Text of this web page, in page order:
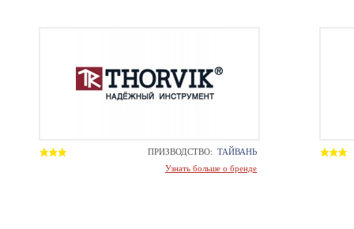
ПРИЗВОДСТВО: ТАЙВАНЬ
Узнать больше о бренде